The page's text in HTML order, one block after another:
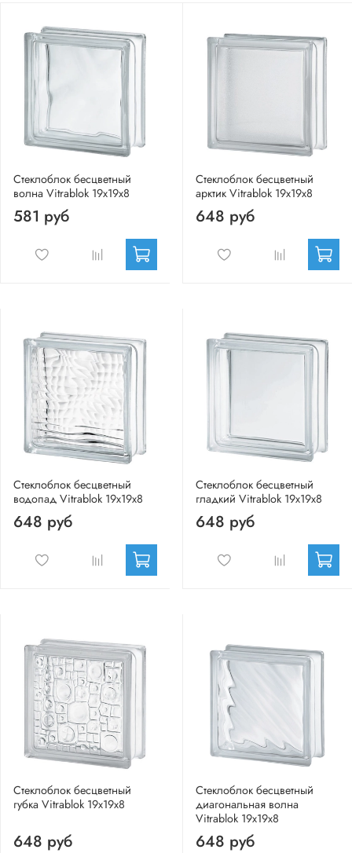
Стеклоблок бесцветный
волна Vitrablok 19х19х8
581 руб
Стеклоблок бесцветный
арктик Vitrablok 19х19х8
648 руб
Стеклоблок бесцветный
водопад Vitrablok 19х19х8
648 руб
Стеклоблок бесцветный
гладкий Vitrablok 19х19х8
648 руб
Стеклоблок бесцветный
губка Vitrablok 19х19х8
648 руб
Стеклоблок бесцветный
диагональная волна
Vitrablok 19х19х8
648 руб